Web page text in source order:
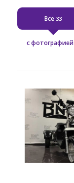
Все33
с фотографией